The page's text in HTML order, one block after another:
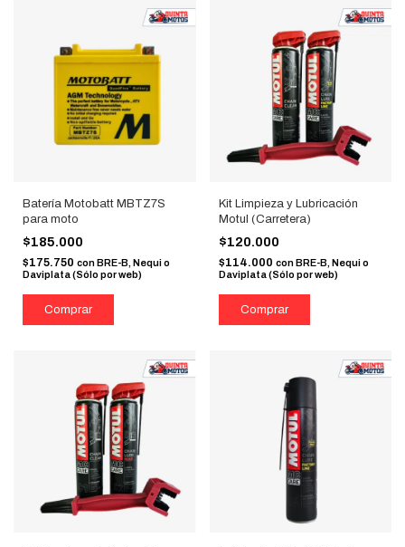
Batería Motobatt MBTZ7S
para moto
$185.000
$175.750 conBRE-B, Nequi o
Daviplata (Sólo por web)
Kit Limpieza y Lubricación
Motul (Carretera)
$120.000
$114.000 con BRE-B, Nequi o
Daviplata (Sólo por web)